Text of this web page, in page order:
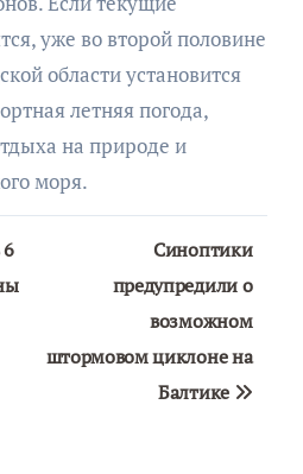
уже во второй половине
области установится
летняя погода,
на природе и
моря.
6
Синоптики
предупредили о
возможном
штормовом циклоне на
Балтике